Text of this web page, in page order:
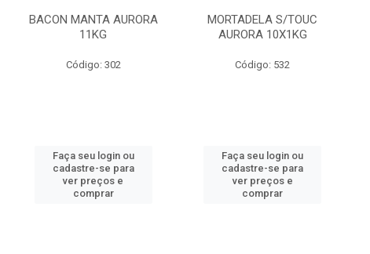
BACON MANTA AURORA
11KG
Código: 302
Faça seu login ou
cadastre-se para
ver preços e
comprar
MORTADELA S/TOUC
AURORA 10X1KG
Código: 532
Faça seu login ou
cadastre-se para
ver preços e
comprar